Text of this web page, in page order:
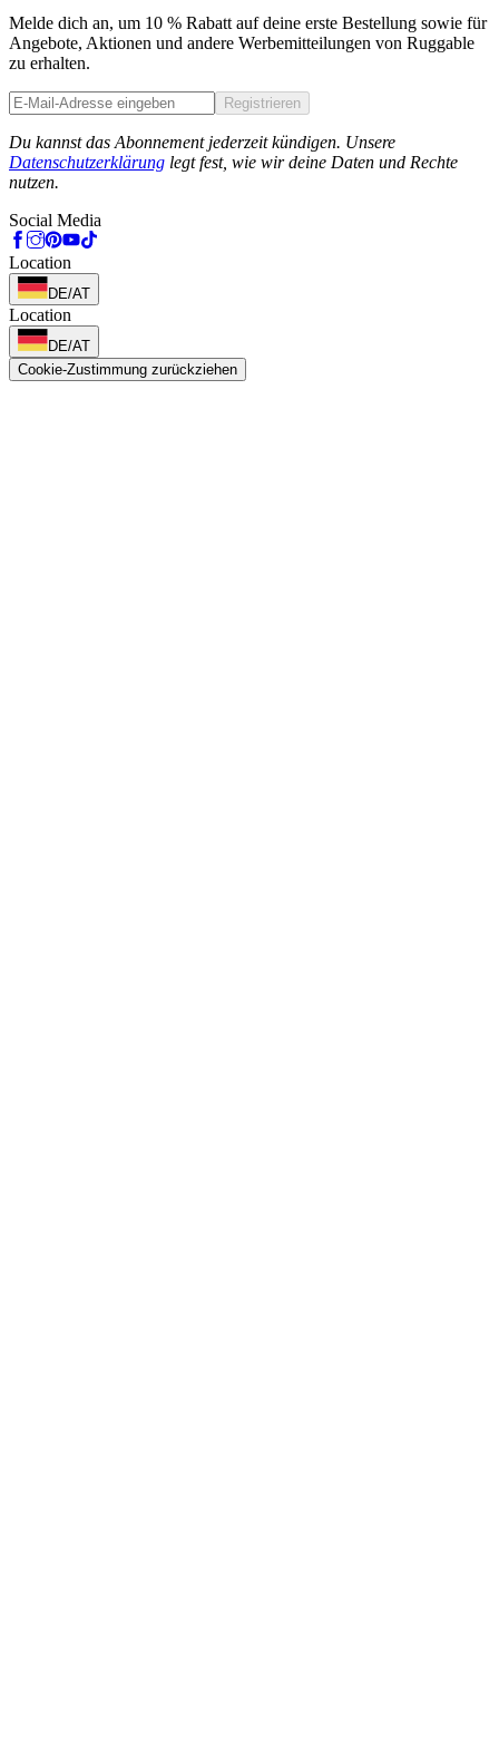
Melde dich an, um 10 % Rabatt auf deine erste Bestellung sowie für
Angebote, Aktionen und andere Werbemitteilungen von Ruggable
zu erhalten.
Registrieren
Du kannst das Abonnement jederzeit kündigen. Unsere
Datenschutzerklärung legt fest, wie wir deine Daten und Rechte
nutzen.
Social Media
Location
DE/AT
Location
DE/AT
Cookie-Zustimmung zurückziehen